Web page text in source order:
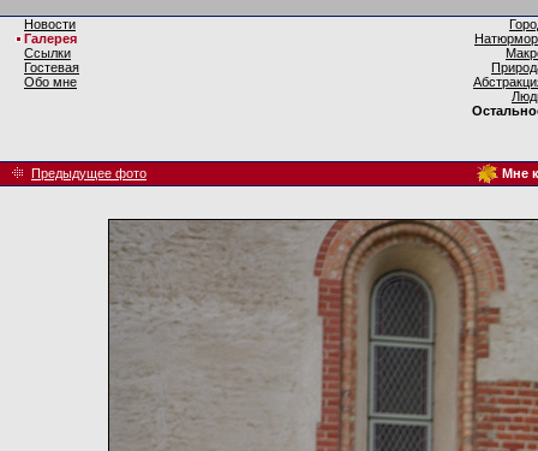
Новости
Галерея
Ссылки
Гостевая
Обо мне
Предыдущее фото Мне